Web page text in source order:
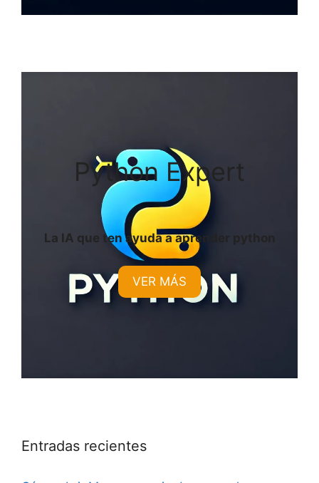
Python Expert
La IA que ten ayuda a aprender python
VER MÁS
Entradas recientes